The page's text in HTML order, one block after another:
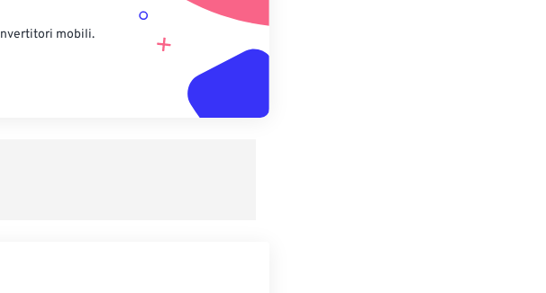
mobili.